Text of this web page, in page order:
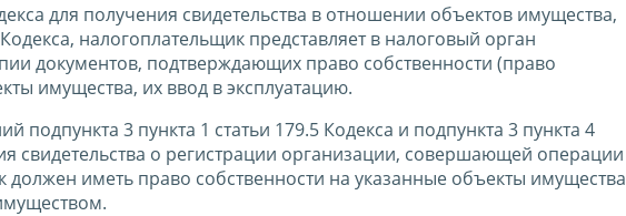
для получения свидетельства в отношении объектов имущества,
налогоплательщик представляет в налоговый орган
документов, подтверждающих право собственности (право
имущества, их ввод в эксплуатацию.
3 пункта 1 статьи 179.5 Кодекса и подпункта 3 пункта 4
свидетельства о регистрации организации, совершающей операции
иметь право собственности на указанные объекты имущества